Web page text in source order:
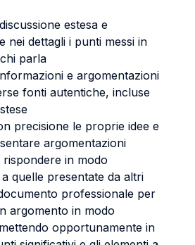
estesa e
nei dettagli i punti messi in
parla
e argomentazioni
fonti autentiche, incluse
precisione le proprie idee e
argomentazioni
rispondere in modo
quelle presentate da altri
professionale per
argomento in modo
opportunamente in